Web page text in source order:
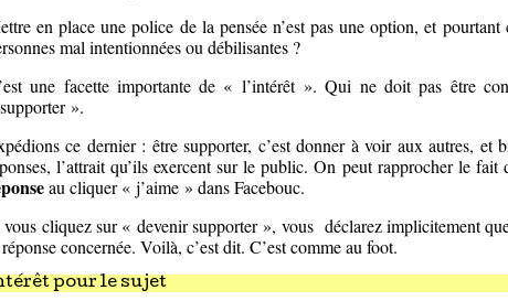
en place une police de la pensée n’est pas une option, et pourtant
mal intentionnées ou débilisantes ?
une facette importante de « l’intérêt ». Qui ne doit pas être
».
ce dernier : être supporter, c’est donner à voir aux autres, et
l’attrait qu’ils exercent sur le public. On peut rapprocher le fait
au cliquer « j’aime » dans Facebouc.
vous cliquez sur « devenir supporter », vous déclarez implicitement
concernée. Voilà, c’est dit. C’est comme au foot.
pour le sujet